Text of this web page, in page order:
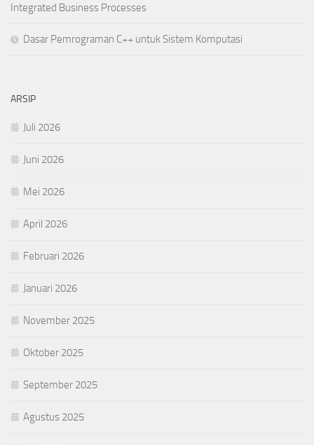
Integrated Business Processes
Dasar Pemrograman C++ untuk Sistem Komputasi
ARSIP
Juli 2026
Juni 2026
Mei 2026
April 2026
Februari 2026
Januari 2026
November 2025
Oktober 2025
September 2025
Agustus 2025